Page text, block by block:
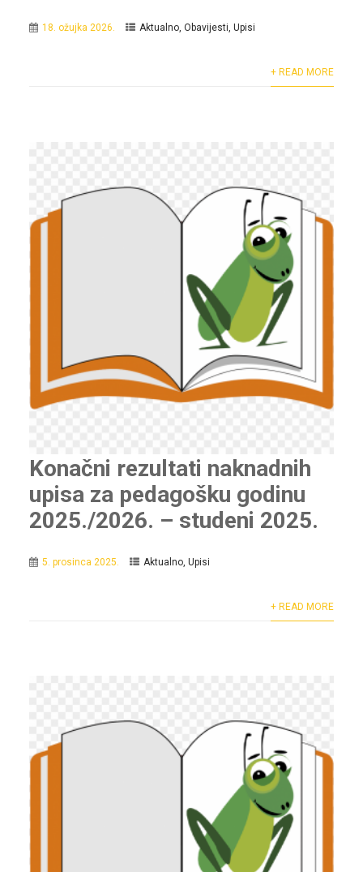
18. ožujka 2026. Aktualno, Obavijesti, Upisi
+ READ MORE
Konačni rezultati naknadnih
upisa za pedagošku godinu
2025./2026. – studeni 2025.
5. prosinca 2025. Aktualno, Upisi
+ READ MORE